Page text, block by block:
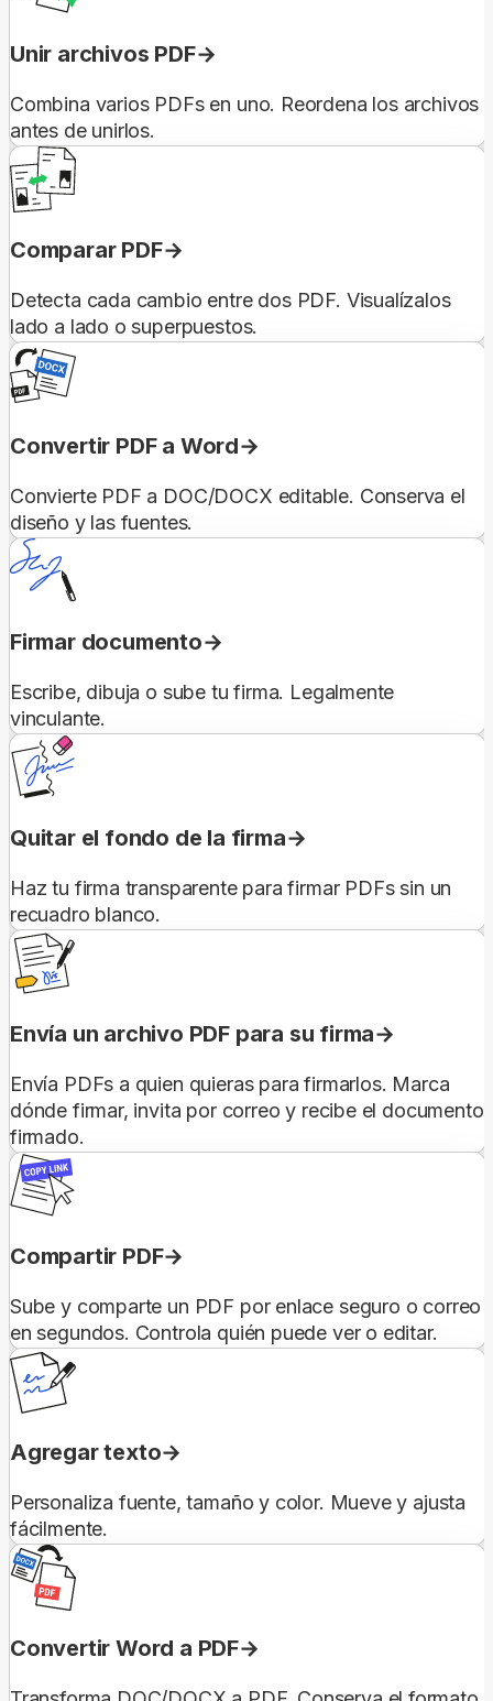
Unir archivos PDF
Combina varios PDFs en uno. Reordena los archivos
antes de unirlos.
Comparar PDF
Detecta cada cambio entre dos PDF. Visualízalos
lado a lado o superpuestos.
Convertir PDF a Word
Convierte PDF a DOC/DOCX editable. Conserva el
diseño y las fuentes.
Firmar documento
Escribe, dibuja o sube tu firma. Legalmente
vinculante.
Quitar el fondo de la firma
Haz tu firma transparente para firmar PDFs sin un
recuadro blanco.
Envía un archivo PDF para su firma
Envía PDFs a quien quieras para firmarlos. Marca
dónde firmar, invita por correo y recibe el documento
firmado.
Compartir PDF
Sube y comparte un PDF por enlace seguro o correo
en segundos. Controla quién puede ver o editar.
Agregar texto
Personaliza fuente, tamaño y color. Mueve y ajusta
fácilmente.
Convertir Word a PDF